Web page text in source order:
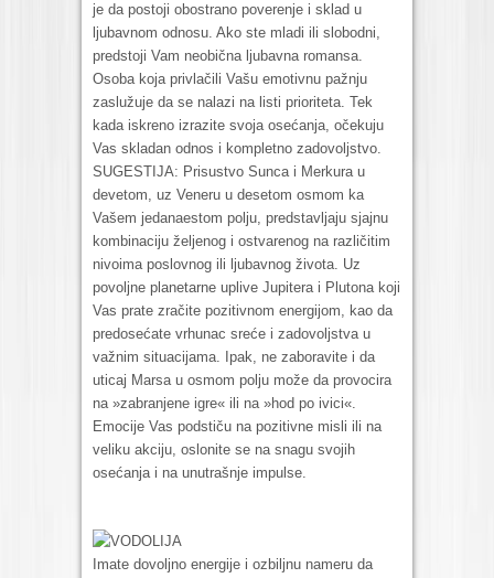
je da postoji obostrano poverenje i sklad u
ljubavnom odnosu. Ako ste mladi ili slobodni,
predstoji Vam neobična ljubavna romansa.
Osoba koja privlačili Vašu emotivnu pažnju
zaslužuje da se nalazi na listi prioriteta. Tek
kada iskreno izrazite svoja osećanja, očekuju
Vas skladan odnos i kompletno zadovoljstvo.
SUGESTIJA: Prisustvo Sunca i Merkura u
devetom, uz Veneru u desetom osmom ka
Vašem jedanaestom polju, predstavljaju sjajnu
kombinaciju željenog i ostvarenog na različitim
nivoima poslovnog ili ljubavnog života. Uz
povoljne planetarne uplive Jupitera i Plutona koji
Vas prate zračite pozitivnom energijom, kao da
predosećate vrhunac sreće i zadovoljstva u
važnim situacijama. Ipak, ne zaboravite i da
uticaj Marsa u osmom polju može da provocira
na »zabranjene igre« ili na »hod po ivici«.
Emocije Vas podstiču na pozitivne misli ili na
veliku akciju, oslonite se na snagu svojih
osećanja i na unutrašnje impulse.
VODOLIJA
Imate dovoljno energije i ozbiljnu nameru da